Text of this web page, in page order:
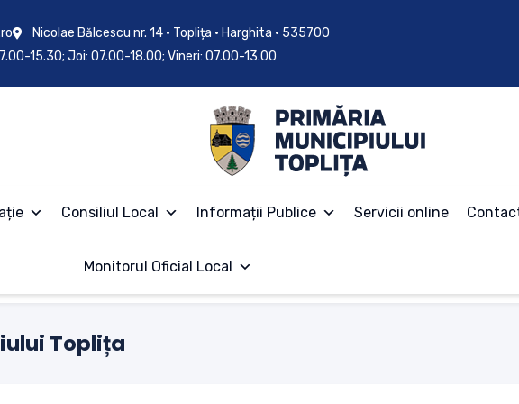
Nicolae Bălcescu nr. 14 • Toplița • Harghita • 535700
15.30; Joi: 07.00-18.00; Vineri: 07.00-13.00
Consiliul Local Informații Publice Servicii online
Monitorul Oficial Local
Toplița